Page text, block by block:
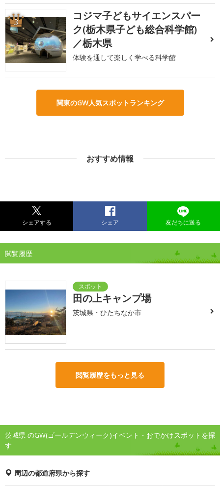
3
コジマ子どもサイエンスパー
ク(栃木県子ども総合科学館)
／栃木県
体験を通して楽しく学べる科学館
関東のGW人気スポットランキング
おすすめ情報
シェアする シェア 友だちに送る
閲覧履歴
田の上キャンプ場
茨城県・ひたちなか市
閲覧履歴をもっと見る
茨城県 のGW(ゴールデンウィーク)イベント・おでかけスポットを探
す
周辺の都道府県から探す